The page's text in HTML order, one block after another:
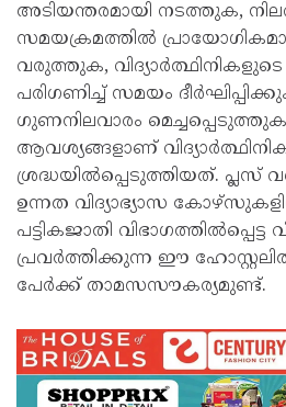
അടിയന്തരമായി നടത്തുക,
സമയക്രമത്തിൽ
വരുത്തുക,
പരിഗണിച്ച് സമയം
ഗുണനിലവാരം
ആവശ്യങ്ങളാണ്
ശ്രദ്ധയിൽപ്പെടുത്തിയത്.
ഉന്നത വിദ്യാഭ്യാസ
പട്ടികജാതി വിഭാഗത്തിൽപ്പെട്ട
പ്രവർത്തിക്കുന്ന ഈ
പേർക്ക് താമസസൗകര്യമുണ്ട്.